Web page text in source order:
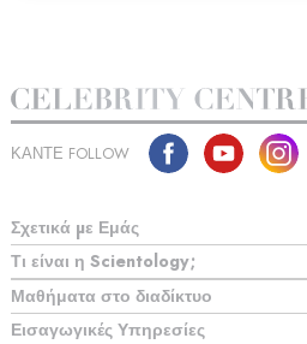
ΚΑΝΤΕ FOLLOW
Σχετικά µε Εμάς
Τι είναι η Scientology;
Μαθήματα στο διαδίκτυο
Εισαγωγικές Υπηρεσίες